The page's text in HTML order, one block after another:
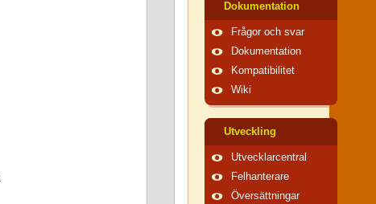
Dokumentation
Frågor och svar
Dokumentation
Kompatibilitet
Wiki
Utveckling
Utvecklarcentral
Felhanterare
Översättningar